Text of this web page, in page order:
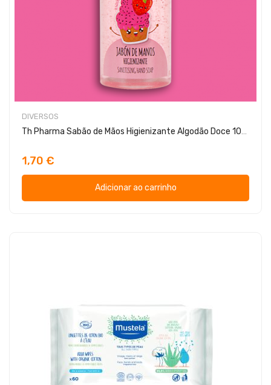
DIVERSOS
Th Pharma Sabão de Mãos Higienizante Algodão Doce 100ml
1,70 €
Adicionar ao carrinho